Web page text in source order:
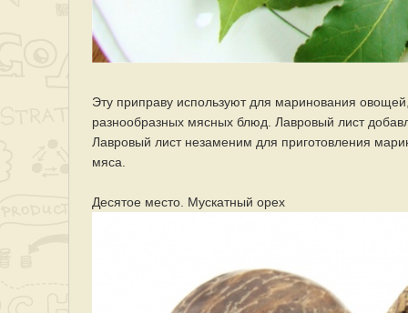
Эту приправу используют для маринования
разнообразных мясных блюд. Лавровый лист
Лавровый лист незаменим для приготовления
мяса.
Десятое место. Мускатный орех